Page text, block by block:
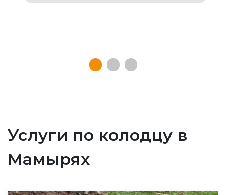
Услуги по колодцу в
Мамырях